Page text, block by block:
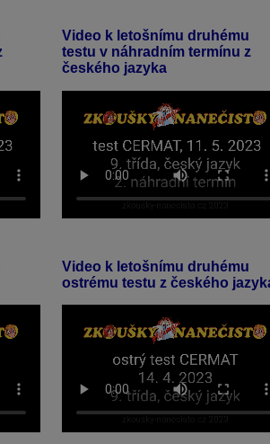
Video k letošnímu druhému
testu v náhradním termínu z
českého jazyka
Video k letošnímu druhému
ostrému testu z českého